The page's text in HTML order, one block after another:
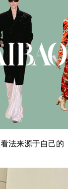
法来源于自己的